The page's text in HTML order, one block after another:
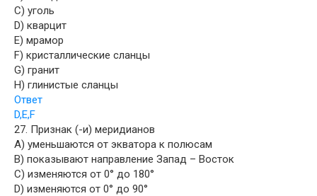
C) уголь
D) кварцит
E) мрамор
F) кристаллические сланцы
G) гранит
H) глинистые сланцы
Ответ
D,E,F
27. Признак (-и) меридианов
A) уменьшаются от экватора к полюсам
B) показывают направление Запад – Восток
C) изменяются от 0° до 180°
D) изменяются от 0° до 90°